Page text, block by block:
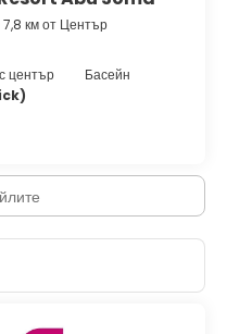
7,8 км от Център
център
Басейн